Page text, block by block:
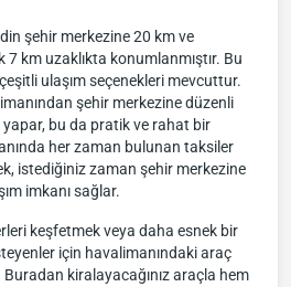
şehir merkezine 20 km ve
7 km uzaklıkta konumlanmıştır. Bu
ulaşım seçenekleri mevcuttur.
şehir merkezine düzenli
yapar, bu da pratik ve rahat bir
her zaman bulunan taksiler
istediğiniz zaman şehir merkezine
imkanı sağlar.
keşfetmek veya daha esnek bir
için havalimanındaki araç
kiralayacağınız araçla hem